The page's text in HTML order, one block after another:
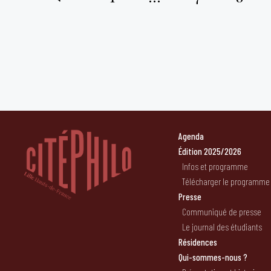
Agenda
Édition 2025/2026
Infos et programme
Télécharger le programme
Presse
Communiqué de presse
Le journal des étudiants
Résidences
Qui-sommes-nous ?